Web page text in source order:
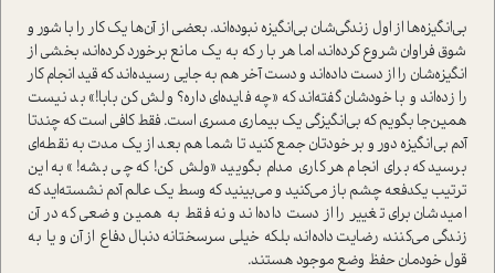
بی‌انگیزه‌ها از اول زندگی‌شان بی‌انگیزه نبوده‌اند. بعضی از آن‌ها یک کار را با شور و
شوق فراوان شروع کرده‌اند، اما هر بار که به یک مانع برخورد کرده‌اند، بخشی از
انگیزه‌شان را از دست داده‌اند و دست آخر هم به جایی رسیده‌اند که قید انجام کار
را زده‌اند و با خودشان گفته‌اند که «چه فایده‌ای داره؟ ولش کن بابا!» بد نیست
همین‌جا بگویم که بی‌انگیزگی یک بیماری مسری است. فقط کافی است که چندتا
آدم بی‌انگیزه دور و بر خودتان جمع کنید تا شما هم بعد از یک مدت به نقطه‌ای
برسید که برای انجام هر کاری مدام بگویید «ولش کن! که چی بشه!» به این
ترتیب یکدفعه چشم باز می‌کنید و می‌بینید که وسط یک عالم آدم نشسته‌اید که
امیدشان برای تغییر را از دست داده‌اند و نه فقط به همین وضعی که در آن
زندگی می‌کنند، رضایت داده‌اند، بلکه خیلی سرسختانه دنبال دفاع از آن و یا به
قول خودمان حفظ وضع موجود هستند.